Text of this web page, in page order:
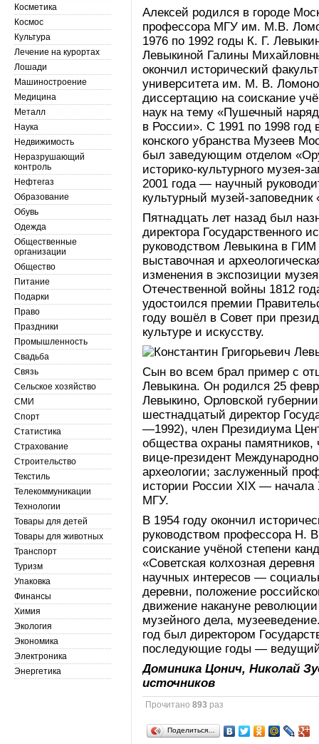
Алексей родился в городе
профессора МГУ им. М.В.
1976 по 1992 годы К. Г.
Левыкиной Галины
окончил исторический
университета им. М. В.
диссертацию на соискание
наук на тему «Пушечный
в России». С 1991 по 1998 год
конского убранства Музеев
был заведующим отделом
историко-культурного музея-
2001 года — научный
культурный музей-
Пятнадцать лет назад был
директора Государственного
руководством Левыкина в ГИМ
выставочная и
изменения в экспозиции
Отечественной войны 1812
удостоился премии
году вошёл в Совет при
культуре и искусству.
Сын во всем брал пример с
Левыкина. Он родился 25
Левыкино, Орловской
шестнадцатый директор
—1992), член Президиума
общества охраны
вице-президент
археологии; заслуженный
истории России XIX — начала
МГУ.
В 1954 году окончил
руководством профессора Н.
соискание учёной степени
«Советская колхозная
научных интересов —
деревни, положение
движение накануне
музейного дела,
год был директором
последующие годы —
Доминика Цонич, Николай
источников
Прочитано893 раз
Поделиться…
Косметика
Космос
Культура
Лечение на курортах
Лошади
Машиностроение
Медицина
Металл
Наука
Недвижимость
Неразрушающий
контроль
Нефтегаз
Образование
Обувь
Одежда
Общественные
организации
Общество
Питание
Подарки
Право
Праздники
Промышленность
Свадьба
Связь
Сельское хозяйство
СМИ
Спорт
Статистика
Страхование
Строительство
Текстиль
Телекоммуникации
Технологии
Товары для детей
Товары для животных
Транспорт
Туризм
Упаковка
Финансы
Химия
Экология
Экономика
Электроника
Энергетика